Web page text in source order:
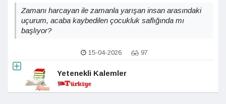
Zamanı harcayan ile zamanla yarışan insan arasındaki
uçurum, acaba kaybedilen çocukluk saflığında mı
başlıyor?
15-04-2026 97
Yetenekli Kalemler